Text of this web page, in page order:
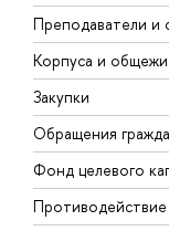
Преподаватели и
Корпуса и
Закупки
Обращения
Фонд целевого